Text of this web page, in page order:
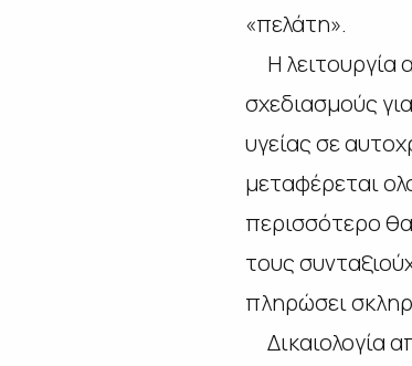
«πελάτη».
Η λειτουργία
σχεδιασμούς
υγείας σε
μεταφέρεται
περισσότερο
τους
πληρώσει
Δικαιολογία